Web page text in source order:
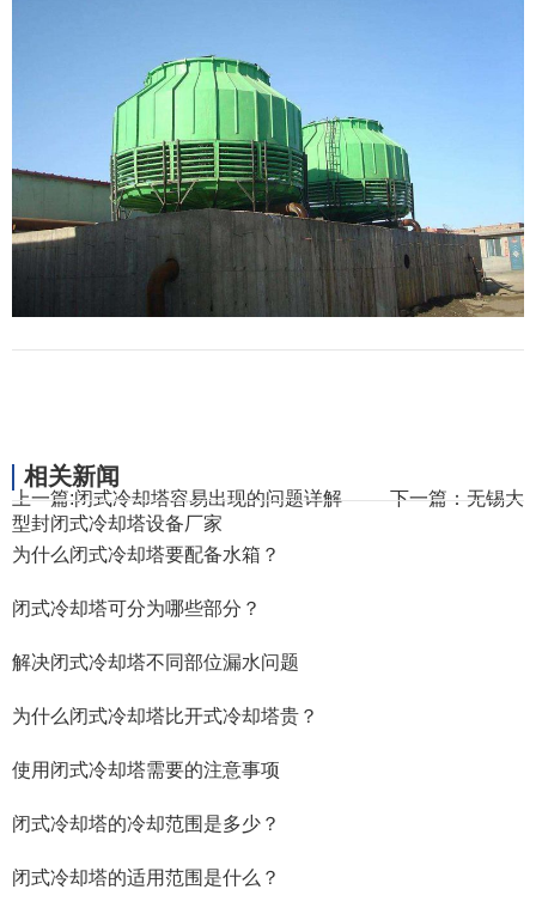
上一篇:闭式冷却塔容易出现的问题详解下一篇：无锡大
型封闭式冷却塔设备厂家
相关新闻
为什么闭式冷却塔要配备水箱？
闭式冷却塔可分为哪些部分？
解决闭式冷却塔不同部位漏水问题
为什么闭式冷却塔比开式冷却塔贵？
使用闭式冷却塔需要的注意事项
闭式冷却塔的冷却范围是多少？
闭式冷却塔的适用范围是什么？